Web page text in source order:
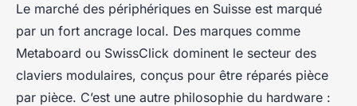
Le marché des périphériques en Suisse est marqué
par un fort ancrage local. Des marques comme
Metaboard ou SwissClick dominent le secteur des
claviers modulaires, conçus pour être réparés pièce
par pièce. C’est une autre philosophie du hardware :